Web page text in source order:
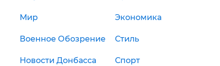
Мир Экономика
Военное Обозрение Стиль
Новости Донбасса Спорт